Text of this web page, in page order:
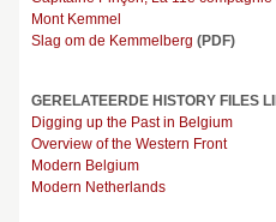
Mont Kemmel
Slag om de Kemmelberg (PDF)
GERELATEERDE HISTORY FILES
Digging up the Past in Belgium
Overview of the Western Front
Modern Belgium
Modern Netherlands